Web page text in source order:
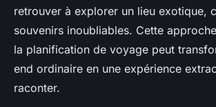
retrouver à explorer un lieu exotique,
souvenirs inoubliables. Cette
la planification de voyage peut
end ordinaire en une expérience
raconter.